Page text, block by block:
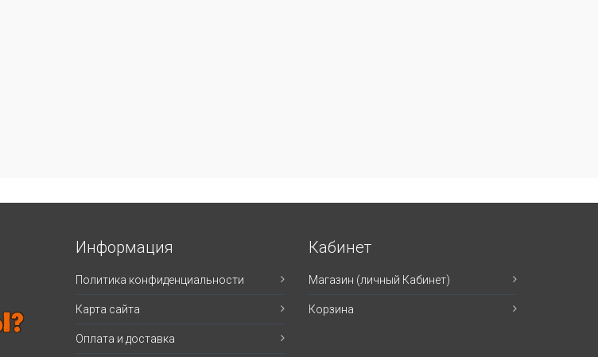
Информация
Политика конфиденциальности
Карта сайта
Оплата и доставка
Кабинет
Магазин (личный Кабинет)
Корзина